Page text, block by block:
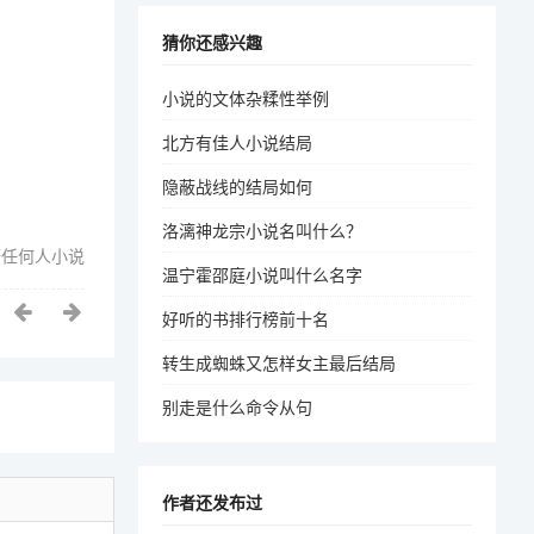
何人小说
猜你还感兴趣
小说的文体杂糅性举例
北方有佳人小说结局
隐蔽战线的结局如何
洛漓神龙宗小说名叫什么？
温宁霍邵庭小说叫什么名字
好听的书排行榜前十名
转生成蜘蛛又怎样女主最后结局
别走是什么命令从句
作者还发布过